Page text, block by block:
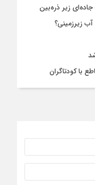
زیر ذره‌بین
زیرزمینی؟
با کودتاگران